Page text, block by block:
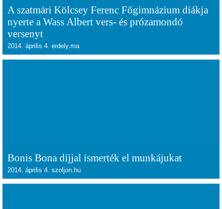
A szatmári Kölcsey Ferenc Főgimnázium diákja
nyerte a Wass Albert vers- és prózamondó
versenyt
2014. április 4. erdely.ma
Bonis Bona díjjal ismerték el munkájukat
2014. április 4. szoljon.hu